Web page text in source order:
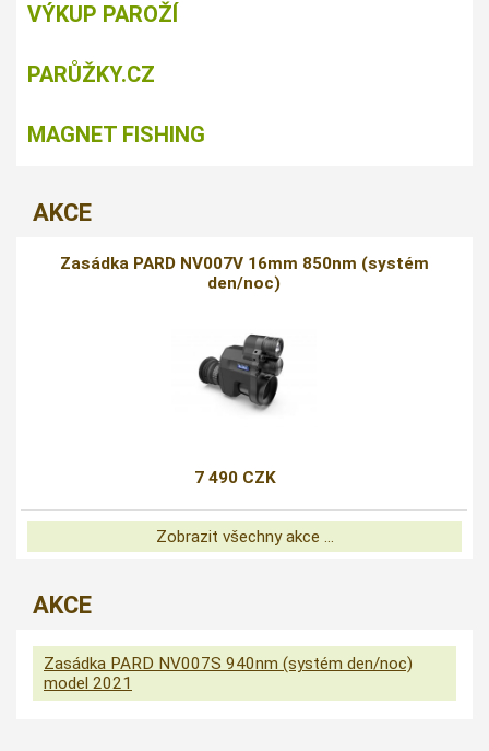
VÝKUP PAROŽÍ
PARŮŽKY.CZ
MAGNET FISHING
AKCE
Zasádka PARD NV007V 16mm 850nm (systém
den/noc)
7 490 CZK
Zobrazit všechny akce ...
AKCE
Zasádka PARD NV007S 940nm (systém den/noc)
model 2021